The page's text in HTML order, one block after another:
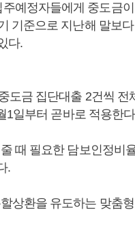
예정자들에게 중도금
기준으로 지난해 말보
다.
도금 집단대출 2건씩 전
1일부터 곧바로 적용한
때 필요한 담보인정비
.
상환을 유도하는 맞춤형